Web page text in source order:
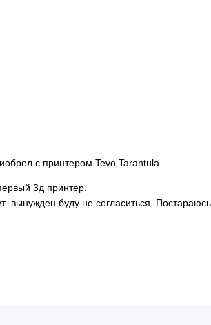
с принтером Tevo Tarantula.
3д принтер.
вынужден буду не согласиться.